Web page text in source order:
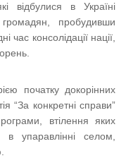
відбулися в Україні
пробудивши
час консолідації нації,
початку докорінних
“За конкретні справи”
втілення яких
упаравлінні селом,